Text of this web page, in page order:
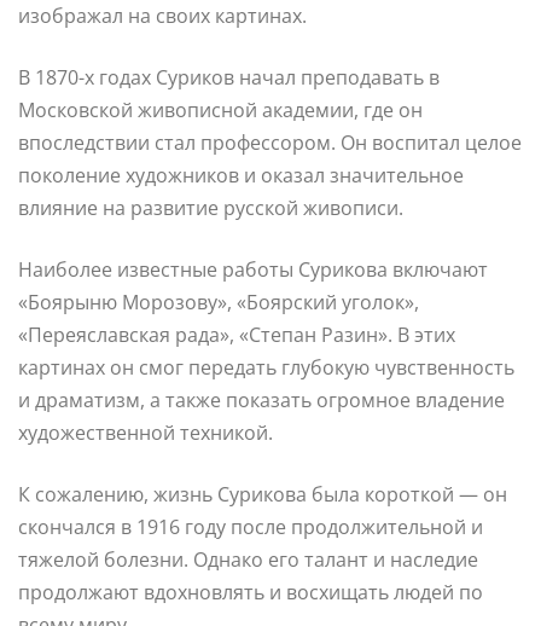
изображал на своих картинах.
В 1870-х годах Суриков начал преподавать в
Московской живописной академии, где он
впоследствии стал профессором. Он воспитал целое
поколение художников и оказал значительное
влияние на развитие русской живописи.
Наиболее известные работы Сурикова включают
«Боярыню Морозову», «Боярский уголок»,
«Переяславская рада», «Степан Разин». В этих
картинах он смог передать глубокую чувственность
и драматизм, а также показать огромное владение
художественной техникой.
К сожалению, жизнь Сурикова была короткой — он
скончался в 1916 году после продолжительной и
тяжелой болезни. Однако его талант и наследие
продолжают вдохновлять и восхищать людей по